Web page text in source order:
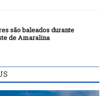
são baleados durante
de Amaralina